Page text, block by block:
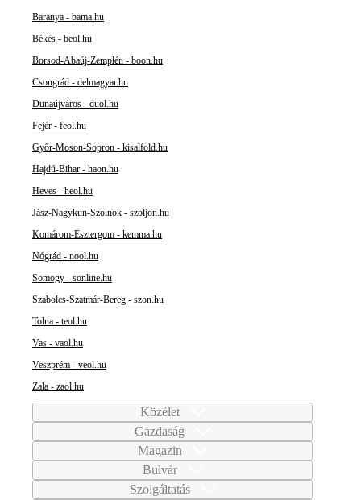
Baranya - bama.hu
Békés - beol.hu
Borsod-Abaúj-Zemplén - boon.hu
Csongrád - delmagyar.hu
Dunaújváros - duol.hu
Fejér - feol.hu
Győr-Moson-Sopron - kisalfold.hu
Hajdú-Bihar - haon.hu
Heves - heol.hu
Jász-Nagykun-Szolnok - szoljon.hu
Komárom-Esztergom - kemma.hu
Nógrád - nool.hu
Somogy - sonline.hu
Szabolcs-Szatmár-Bereg - szon.hu
Tolna - teol.hu
Vas - vaol.hu
Veszprém - veol.hu
Zala - zaol.hu
Közélet
Gazdaság
Magazin
Bulvár
Szolgáltatás